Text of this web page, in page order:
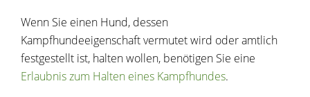
Wenn Sie einen Hund, dessen
Kampfhundeeigenschaft vermutet wird oder amtlich
festgestellt ist, halten wollen, benötigen Sie eine
Erlaubnis zum Halten eines Kampfhundes.